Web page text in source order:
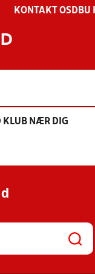
KONTAKT OS DBU
KLUB NÆR DIG